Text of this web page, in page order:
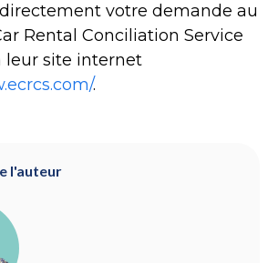
votre demande au
Rental Conciliation Service
leur site internet
.
l'auteur